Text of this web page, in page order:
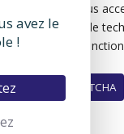
avez le
!
services tiers, vous
et l'utilisation de
à leur bon
Autoriser reCAPTCHA